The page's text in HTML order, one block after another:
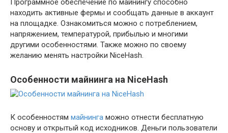
Программное обеспечение по майнингу способно
находить активные фермы и сообщать данные в аккаунт
на площадке. Ознакомиться можно с потреблением,
напряжением, температурой, прибылью и многими
другими особенностями. Также можно по своему
желанию менять настройки NiceHash.
Особенности майнинга на NiceHash
К особенностям майнинга можно отнести бесплатную
основу и открытый код исходников. Деньги пользователи